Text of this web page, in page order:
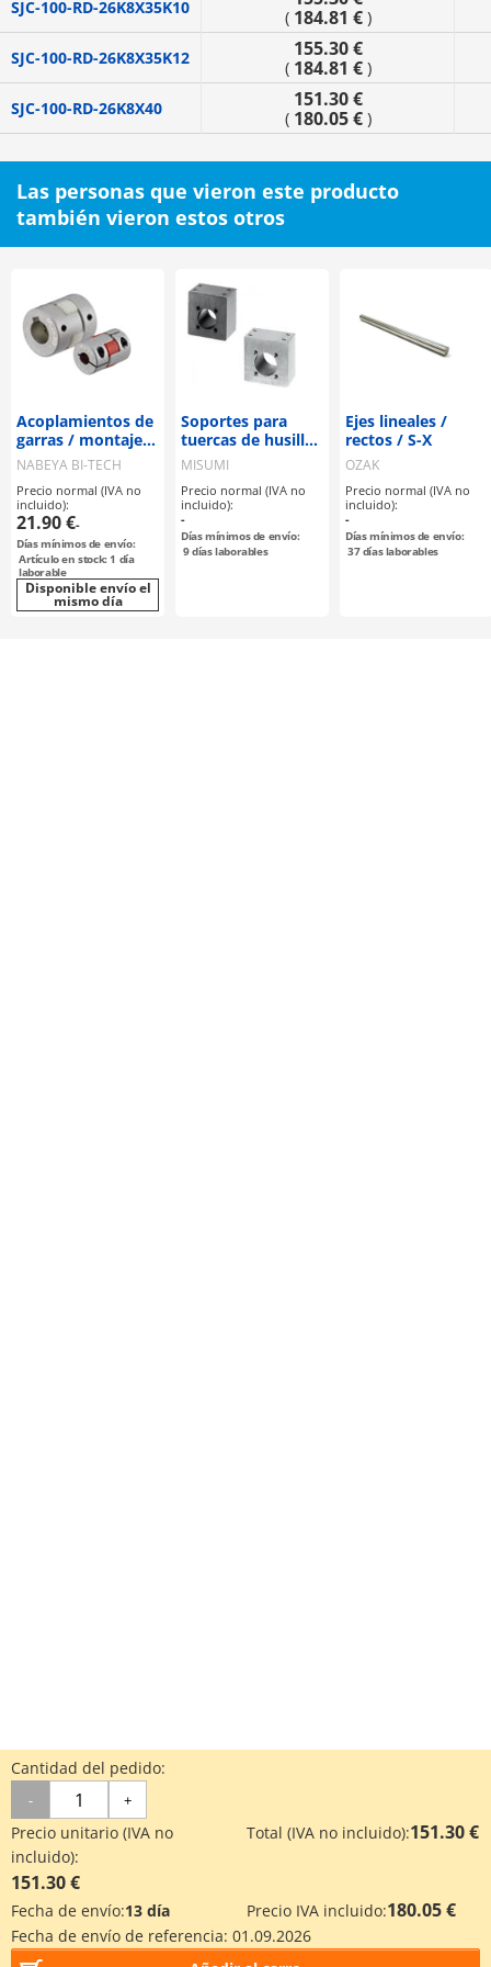
SJC-100-RD-26K8X35K10 ( 184.81 €)
SJC-100-RD-26K8X35K12 155.30 €
( 184.81 €)
SJC-100-RD-26K8X40 151.30 €
( 180.05 €)
Las personas que vieron este producto
también vieron estos otros
Acoplamientos de
garras / montaje
seleccionable /
disco de garras:
PU / cuerpo:
aluminio / MJT /
NBK
NABEYA BI-TECH
Precio normal (IVA no
incluido):
21.90 €-
Días mínimos de envío:
Artículo en stock: 1 día
laborable
Disponible envío el
mismo día
Soportes para
tuercas de husillo
de avance
MISUMI
Precio normal (IVA no
incluido):
-
Días mínimos de envío:
9días laborables
Ejes lineales /
rectos / S-X
OZAK
Precio normal (IVA no
incluido):
-
Días mínimos de envío:
37días laborables
Cantidad del pedido:
- +
Precio unitario (IVA no
incluido):
151.30 €
Total (IVA no incluido):151.30 €
Fecha de envío:13 día Precio IVA incluido:180.05 €
Fecha de envío de referencia: 01.09.2026